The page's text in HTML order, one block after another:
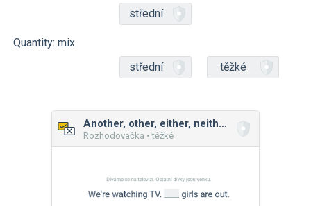
střední
Quantity: mix
střední
těžké
Another, other, either, neither, each
Rozhodovačka • těžké